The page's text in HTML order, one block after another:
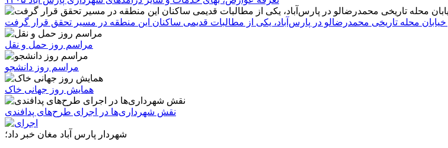
محله تاریخی محمدرضالو در پارس‌آباد، یکی از مطالبات قدیمی ساکنان این منطقه در مسیر تحقق قرار گرفت
مراسم روز حمل و نقل
مراسم روز دانشجو
همایش روز جهانی خاک
نقش شهرداری‌ها در اجرای طرح‌های پدافندی
شهردار پارس آباد مغان خبر داد؛